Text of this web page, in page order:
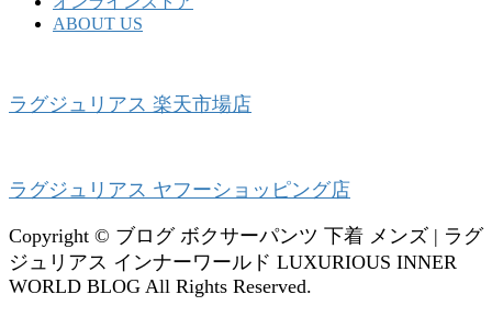
ABOUT US
ラグジュリアス 楽天市場店
ラグジュリアス ヤフーショッピング店
Copyright © ブログ ボクサーパンツ 下着 メンズ | ラグ
ジュリアス インナーワールド LUXURIOUS INNER
WORLD BLOG All Rights Reserved.